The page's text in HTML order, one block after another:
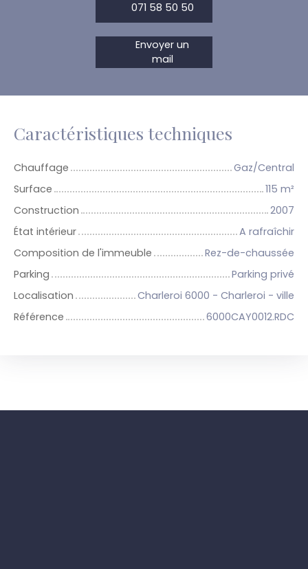
071 58 50 50
Envoyer un
mail
Caractéristiques techniques
Chauffage
Gaz/Central
Surface
115 m²
Construction
2007
État intérieur
A rafraîchir
Composition de l'immeuble
Rez-de-chaussée
Parking
Parking privé
Localisation
Charleroi 6000 - Charleroi - ville
Référence
6000CAY0012.RDC